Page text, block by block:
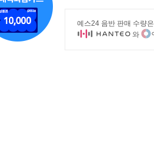
예스24 음반 판매 수량은
와